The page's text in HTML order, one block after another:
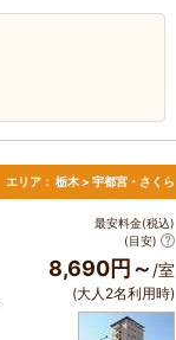
エリア： 栃木 > 宇都宮・さくら
最安料金(税込)
(目安)
8,690円～ /室
(大人2名利用時)